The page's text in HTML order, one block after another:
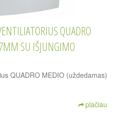
QUADRO
SU IŠJUNGIMO
QUADRO MEDIO (uždedamas)
plačiau